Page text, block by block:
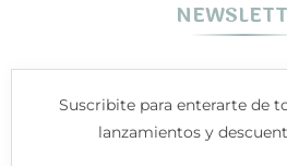
Suscribite para enterarte de
lanzamientos y